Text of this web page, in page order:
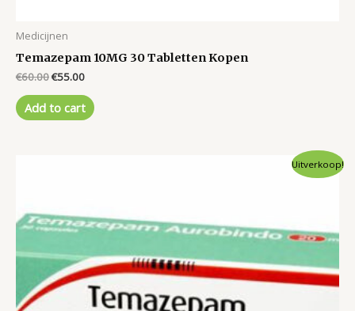
Medicijnen
Temazepam 10MG 30 Tabletten Kopen
€60.00Original
was:
€60.00.
€55.00Current
is:
€55.00.
Add to cart
Uitverkoop!